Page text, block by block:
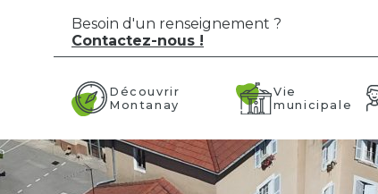
Besoin d'un renseignement ?
Contactez-nous !
Découvrir
Montanay
Vie
municipale